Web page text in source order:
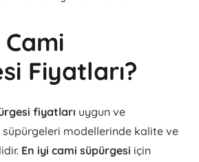
Fiyatları?
fiyatları uygun ve
modellerinde kalite ve
En iyi cami süpürgesi için